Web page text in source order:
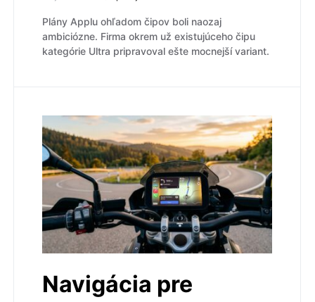
Plány Applu ohľadom čipov boli naozaj
ambiciózne. Firma okrem už existujúceho čipu
kategórie Ultra pripravoval ešte mocnejší variant.
Navigácia pre